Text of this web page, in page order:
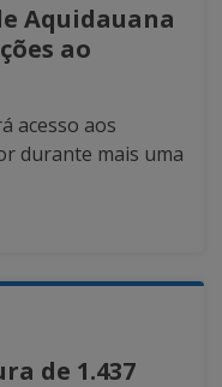
Aquidauana
ao
acesso aos
durante mais uma
de 1.437